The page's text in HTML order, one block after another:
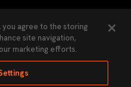
Política de Privacidad
you agree to the storing
site navigation,
marketing efforts.